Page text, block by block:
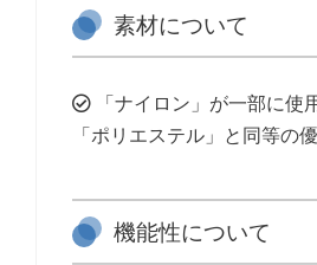
素材について
「ナイロン」が一部に使
「ポリエステル」と同等の
機能性について